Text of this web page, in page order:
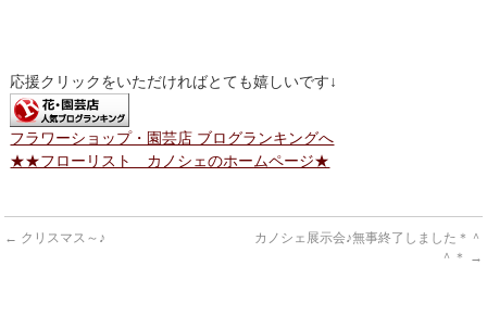
応援クリックをいただければとても嬉しいです↓
フラワーショップ・園芸店 ブログランキングへ
★★フローリスト カノシェのホームページ★
← クリスマス～♪
カノシェ展示会♪無事終了しました＊＾
＾＊
→